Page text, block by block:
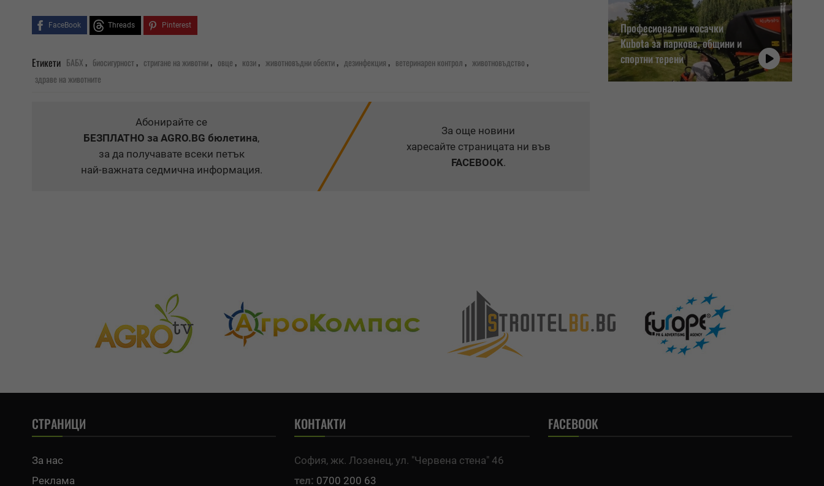
FaceBook Threads Pinterest
Етикети БАБХ, биосигурност, стригане на животни, овце, кози, животновъдни обекти, дезинфекция, ветеринарен контрол, животновъдство,
здраве на животните
Абонирайте се
БЕЗПЛАТНО за AGRO.BG бюлетина,
за да получавате всеки петък
най-важната седмична информация.
За още новини
харесайте страницата ни във
FACEBOOK.
Професионални косачки
Kubota за паркове, общини и
спортни терени
СТРАНИЦИ
За нас
Реклама
КОНТАКТИ
София, жк. Лозенец, ул. "Червена стена" 46
тел: 0700 200 63
FACEBOOK